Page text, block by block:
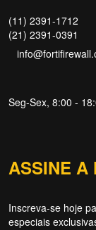
(11) 2391-1712
(21) 2391-0391
Seg-Sex, 8:00 -
ASSINE A
Inscreva-se hoje
especiais